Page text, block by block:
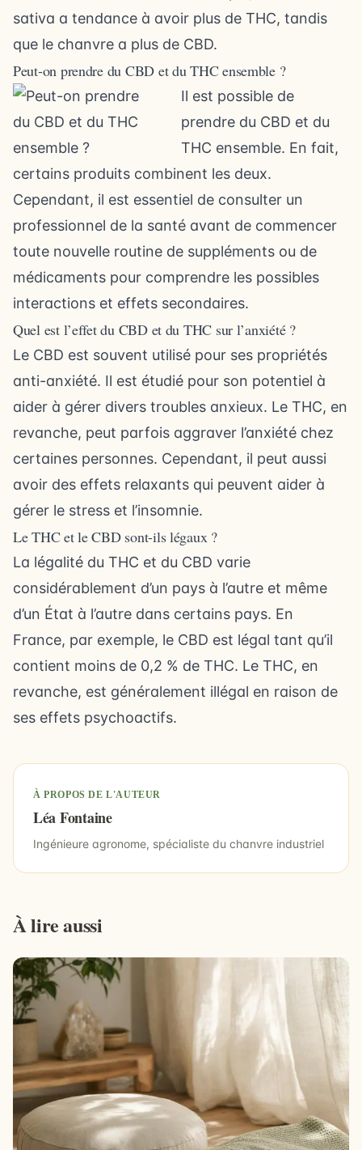
sativa a tendance à avoir plus de THC, tandis
que le chanvre a plus de CBD.
Peut-on prendre du CBD et du THC ensemble ?
Il est possible de
prendre du CBD et du
THC ensemble. En fait,
certains produits combinent les deux.
Cependant, il est essentiel de consulter un
professionnel de la santé avant de commencer
toute nouvelle routine de suppléments ou de
médicaments pour comprendre les possibles
interactions et effets secondaires.
Quel est l’effet du CBD et du THC sur l’anxiété ?
Le CBD est souvent utilisé pour ses propriétés
anti-anxiété. Il est étudié pour son potentiel à
aider à gérer divers troubles anxieux. Le THC, en
revanche, peut parfois aggraver l’anxiété chez
certaines personnes. Cependant, il peut aussi
avoir des effets relaxants qui peuvent aider à
gérer le stress et l’insomnie.
Le THC et le CBD sont-ils légaux ?
La légalité du THC et du CBD varie
considérablement d’un pays à l’autre et même
d’un État à l’autre dans certains pays. En
France, par exemple, le CBD est légal tant qu’il
contient moins de 0,2 % de THC. Le THC, en
revanche, est généralement illégal en raison de
ses effets psychoactifs.
À PROPOS DE L'AUTEUR
Léa Fontaine
Ingénieure agronome, spécialiste du chanvre industriel
À lire aussi